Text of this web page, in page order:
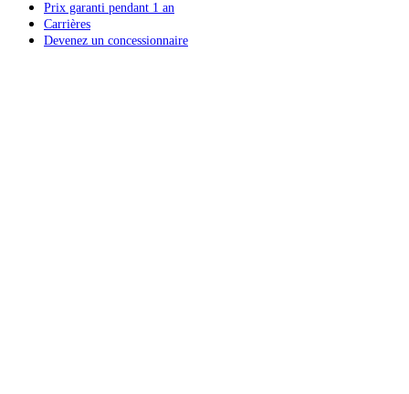
Prix garanti pendant 1 an
Carrières
Devenez un concessionnaire